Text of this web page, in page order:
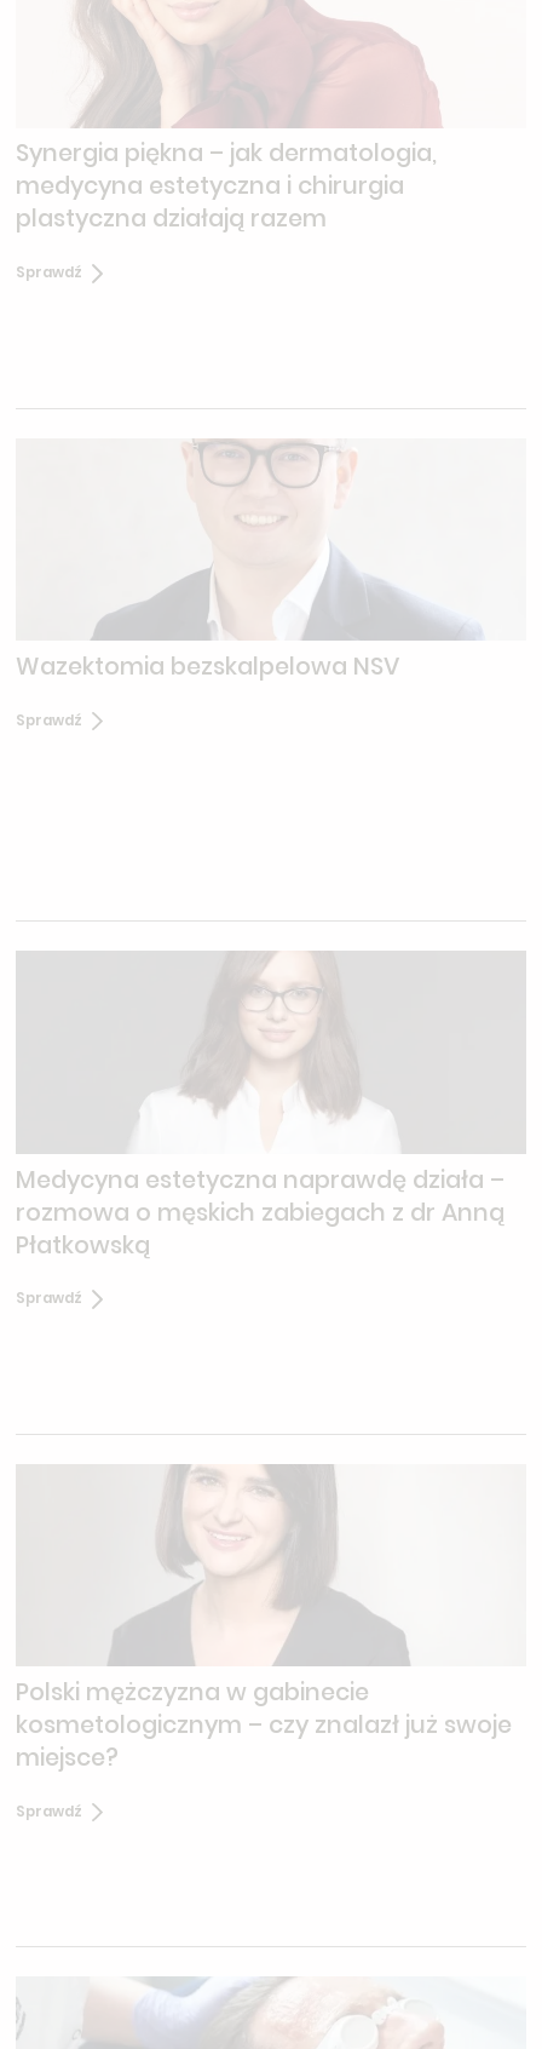
Synergia piękna – jak dermatologia,
medycyna estetyczna i chirurgia
plastyczna działają razem
Sprawdź
Wazektomia bezskalpelowa NSV
Sprawdź
Medycyna estetyczna naprawdę działa –
rozmowa o męskich zabiegach z dr Anną
Płatkowską
Sprawdź
Polski mężczyzna w gabinecie
kosmetologicznym – czy znalazł już swoje
miejsce?
Sprawdź